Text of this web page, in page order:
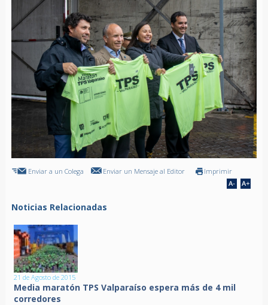
Enviar a un Colega Enviar un Mensaje al Editor Imprimir
Noticias Relacionadas
21 de Agosto de 2015
Media maratón TPS Valparaíso espera más de 4 mil
corredores